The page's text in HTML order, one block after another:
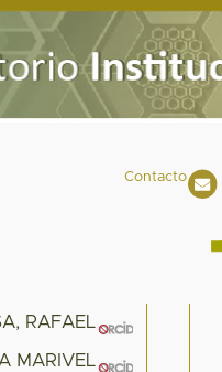
Contacto
RAFAEL
MARIVEL